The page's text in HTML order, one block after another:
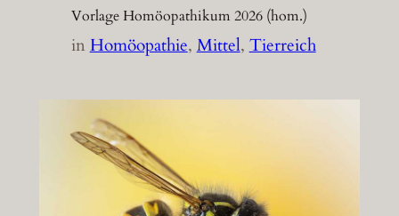
Vorlage Homöopathikum 2026 (hom.)
inHomöopathie, Mittel, Tierreich